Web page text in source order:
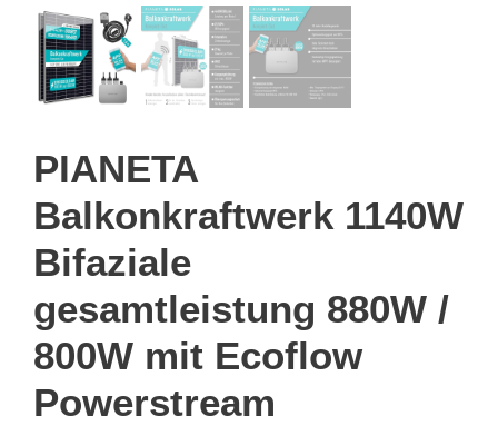
PIANETA
Balkonkraftwerk 1140W
Bifaziale
gesamtleistung 880W /
800W mit Ecoflow
Powerstream